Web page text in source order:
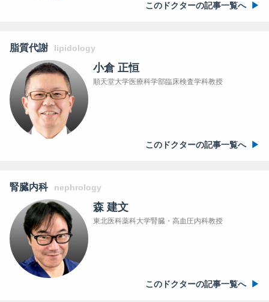
このドクターの記事一覧へ
脂質代謝 lipidology
小倉 正恒
順天堂大学医療科学部臨床検査学科教授
このドクターの記事一覧へ
腎臓内科 nephrology
森 建文
東北医科薬科大学腎臓・高血圧内科教授
このドクターの記事一覧へ